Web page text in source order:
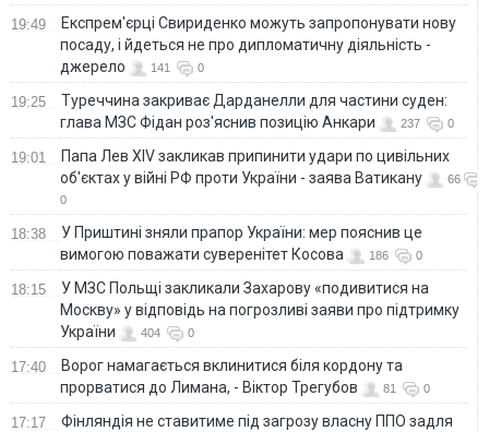
19:49
Експрем'єрці Свириденко можуть запропонувати нову
посаду, і йдеться не про дипломатичну діяльність -
джерело
141 0
19:25
Туреччина закриває Дарданелли для частини суден:
глава МЗС Фідан роз'яснив позицію Анкари
237 0
19:01
Папа Лев XIV закликав припинити удари по цивільних
об'єктах у війні РФ проти України - заява Ватикану
66
0
18:38
У Приштині зняли прапор України: мер пояснив це
вимогою поважати суверенітет Косова
186 0
18:15
У МЗС Польщі закликали Захарову «подивитися на
Москву» у відповідь на погрозливі заяви про підтримку
України
404 0
17:40
Ворог намагається вклинитися біля кордону та
прорватися до Лимана, - Віктор Трегубов
81 0
17:17
Фінляндія не ставитиме під загрозу власну ППО задля